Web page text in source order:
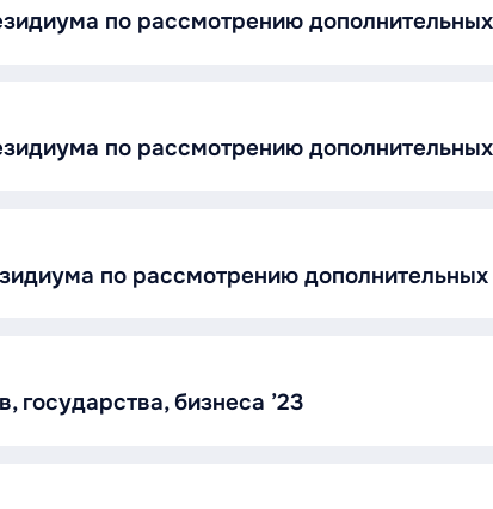
по рассмотрению
по рассмотрению
по рассмотрению
бизнеса ’23